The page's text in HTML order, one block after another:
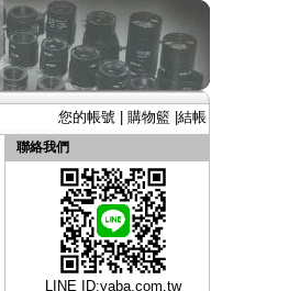
您的帳號 購物籃 結帳
聯絡我們
LINE ID:yaba.com.tw